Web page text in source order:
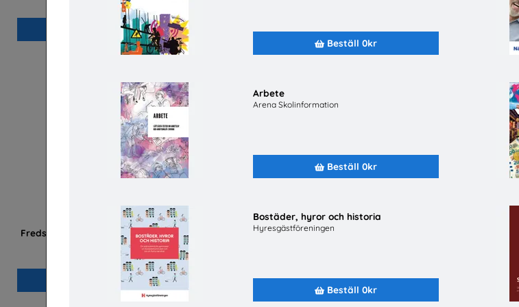
Beställ 0kr
Arbete
Arena Skolinformation
Beställ 0kr
Bostäder, hyror och historia
Hyresgästföreningen
Beställ 0kr
Beställ 0kr Beställ 0kr
Fredsakademin - Metodmaterial om hållbar
fred och säkerhet
Svenska Freds
Beställ 0kr
Lätta trycket MINI
Beställ 0kr